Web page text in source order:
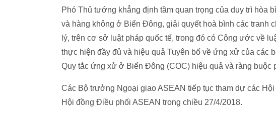
Phó Thủ tướng khẳng định tầm quan trọng của duy trì hòa
và hàng không ở Biển Đông, giải quyết hoà bình các tranh
lý, trên cơ sở luật pháp quốc tế, trong đó có Công ước về
thực hiện đầy đủ và hiệu quả Tuyên bố về ứng xử của các
Quy tắc ứng xử ở Biển Đông (COC) hiệu quả và ràng buộc
Các Bộ trưởng Ngoại giao ASEAN tiếp tục tham dự các
Hội đồng Điều phối ASEAN trong chiều 27/4/2018.